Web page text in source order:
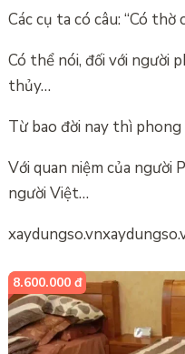
Các cụ ta có câu: “Có
Có thể nói, đối với người
thủy…
Từ bao đời nay thì
Với quan niệm của người
người Việt…
xaydungso.vn
8.600.000 đ